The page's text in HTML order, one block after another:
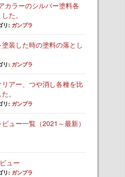
カラーのシルバー塗料各
た。
リ: ガンプラ
装した時の塗料の落とし
リ: ガンプラ
リアー、つや消し各種を比
。
リ: ガンプラ
ュー一覧（2021～最新）
ュー
リ: ガンプラ